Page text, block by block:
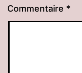
Commentaire *